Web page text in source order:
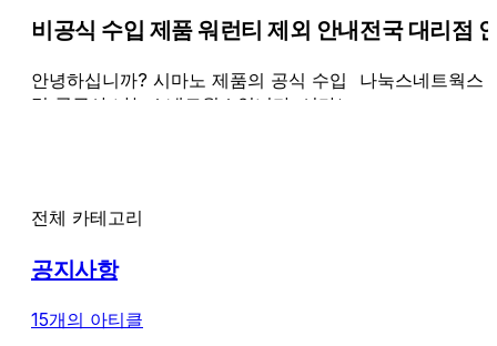
비공식 수입 제품 워런티 제외 안내
안녕하십니까? 시마노 제품의 공식 수입
및 공급사 나눅스네트웍스입니다. 시마노
이 안내 드립니다. - 당사가 수입·공급한
- 당사가 수입하지 않은 제품(병행수입 등
대상에 포함되지 않습니다. - 국내 공식
전국 대리점
나눅스네트웍스
전체 카테고리
공지사항
15개의 아티클